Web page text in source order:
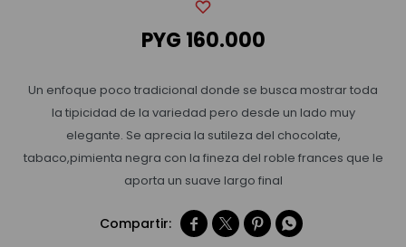
PYG 160.000
Un enfoque poco tradicional donde se busca mostrar toda
la tipicidad de la variedad pero desde un lado muy
elegante. Se aprecia la sutileza del chocolate,
tabaco,pimienta negra con la fineza del roble frances que le
aporta un suave largo final
   
Bebidas sin alcohol
Alimentos
Limpieza del hogar
Accesorios y regalos